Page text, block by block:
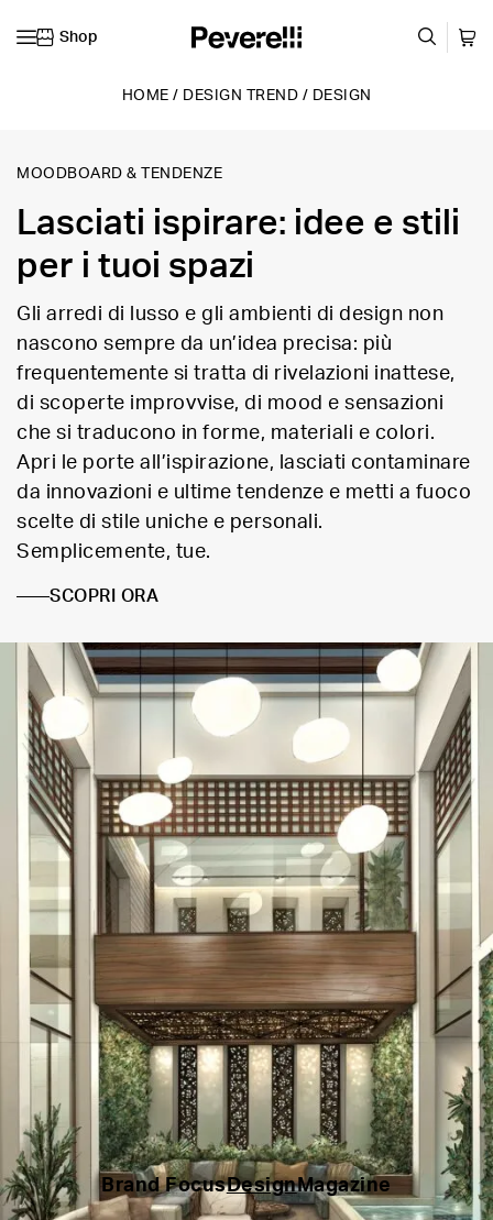
Shop
HOME / DESIGN TREND / DESIGN
MOODBOARD & TENDENZE
Lasciati ispirare: idee e stili
per i tuoi spazi
Gli arredi di lusso e gli ambienti di design non
nascono sempre da un’idea precisa: più
frequentemente si tratta di rivelazioni inattese,
di scoperte improvvise, di mood e sensazioni
che si traducono in forme, materiali e colori.
Apri le porte all’ispirazione, lasciati contaminare
da innovazioni e ultime tendenze e metti a fuoco
scelte di stile uniche e personali.
Semplicemente, tue.
SCOPRI ORA
Brand FocusDesignMagazine